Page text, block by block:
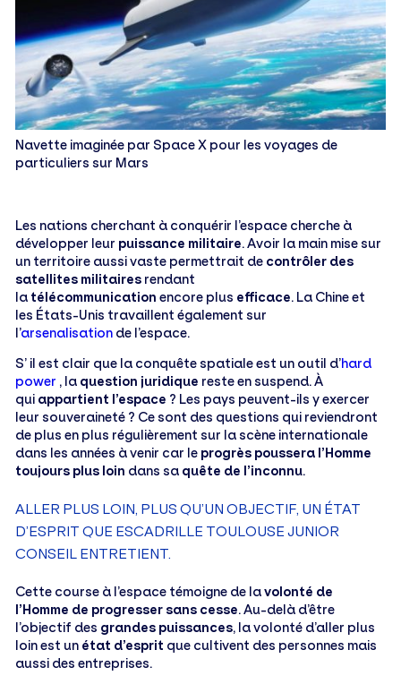
Navette imaginée par Space X pour les voyages de
particuliers sur Mars
Les nations cherchant à conquérir l’espace cherche à
développer leur puissance militaire. Avoir la main mise sur
un territoire aussi vaste permettrait de contrôler des
satellites militaires rendant
la télécommunication encore plus efficace. La Chine et
les États-Unis travaillent également sur
l’arsenalisation de l’espace.
S’ il est clair que la conquête spatiale est un outil d’hard
power , la question juridique reste en suspend. À
qui appartient l’espace ? Les pays peuvent-ils y exercer
leur souveraineté ? Ce sont des questions qui reviendront
de plus en plus régulièrement sur la scène internationale
dans les années à venir car le progrès poussera l’Homme
toujours plus loin dans sa quête de l’inconnu.
ALLER PLUS LOIN, PLUS QU’UN OBJECTIF, UN ÉTAT
D’ESPRIT QUE ESCADRILLE TOULOUSE JUNIOR
CONSEIL ENTRETIENT.
Cette course à l’espace témoigne de lavolonté de
l’Homme de progresser sans cesse. Au-delà d’être
l’objectif des grandes puissances, la volonté d’aller plus
loin est un état d’esprit que cultivent des personnes mais
aussi des entreprises.